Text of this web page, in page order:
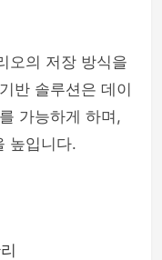
오의 저장 방식을
반 솔루션은 데이
가능하게 하며,
높입니다.